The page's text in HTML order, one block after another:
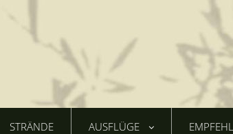
STRÄNDE AUSFLÜGE